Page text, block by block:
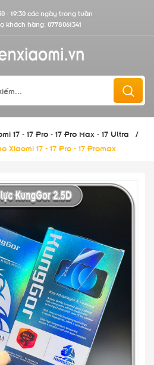
- 19:30 các ngày trong tuần
khách hàng: 0778061341
17 - 17 Pro - 17 Pro Max - 17 Ultra
/
17 - 17 Pro - 17 Promax